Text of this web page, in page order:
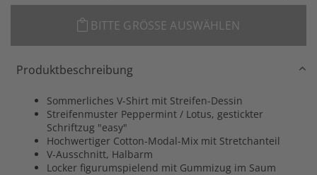
BITTE GRÖSSE AUSWÄHLEN
Produktbeschreibung
Sommerliches V-Shirt mit Streifen-Dessin
Streifenmuster Peppermint / Lotus, gestickter
Schriftzug "easy"
Hochwertiger Cotton-Modal-Mix mit Stretchanteil
V-Ausschnitt, Halbarm
Locker figurumspielend mit Gummizug im Saum